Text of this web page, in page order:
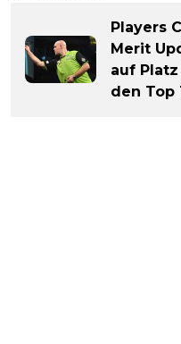
Players
Merit
auf
den Top